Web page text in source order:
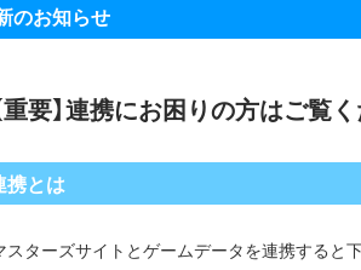
のお知らせ
重要】連携にお困りの方はご覧く
携とは
スターズサイトとゲームデータを連携すると